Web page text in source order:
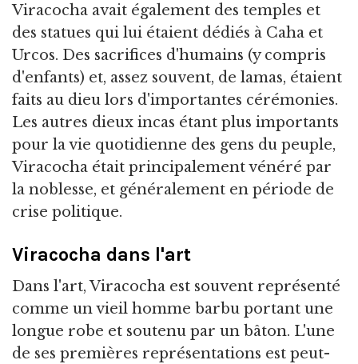
Viracocha avait également des temples et
des statues qui lui étaient dédiés à Caha et
Urcos. Des sacrifices d'humains (y compris
d'enfants) et, assez souvent, de lamas, étaient
faits au dieu lors d'importantes cérémonies.
Les autres dieux incas étant plus importants
pour la vie quotidienne des gens du peuple,
Viracocha était principalement vénéré par
la noblesse, et généralement en période de
crise politique.
Viracocha dans l'art
Dans l'art, Viracocha est souvent représenté
comme un vieil homme barbu portant une
longue robe et soutenu par un bâton. L'une
de ses premières représentations est peut-